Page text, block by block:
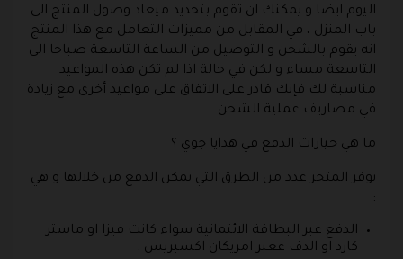
اليوم ايضا و يمكنك ان تقوم بتحديد ميعاد وصول المنتج الى
باب المنزل ، في المقابل من مميزات التعامل مع هذا المنتج
انه يقوم بالشحن و التوصيل من الساعة التاسعة صباحا الى
التاسعة مساء و لكن في حالة اذا لم تكن هذه المواعيد
مناسبة لك فإنك قادر على الاتفاق على مواعيد أخرى مع زيادة
في مصاريف عملية الشحن .
ما هي خيارات الدفع في هدايا جوي ؟
يوفر المتجر عدد من الطرق التي يمكن الدفع من خلالها و هي
:
الدفع عبر البطاقة الائتمانية سواء كانت فيزا او ماستر
كارد او الدف ععبر امريكان اكسبريس .